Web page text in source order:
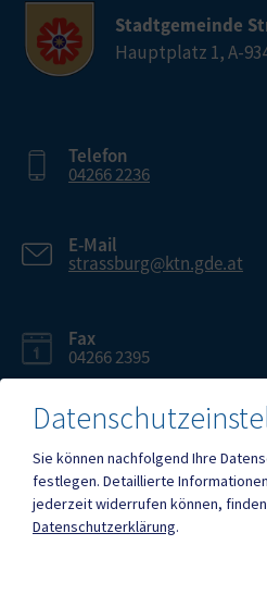
Stadtgemeinde
Hauptplatz 1, A-
Telefon
04266 2236
E-Mail
strassburg@ktn.gde.at
Fax
04266 2395
Mehr
Sie können nachfolgend Ihre
festlegen. Detaillierte
jederzeit widerrufen können,
Datenschutzerklärung.